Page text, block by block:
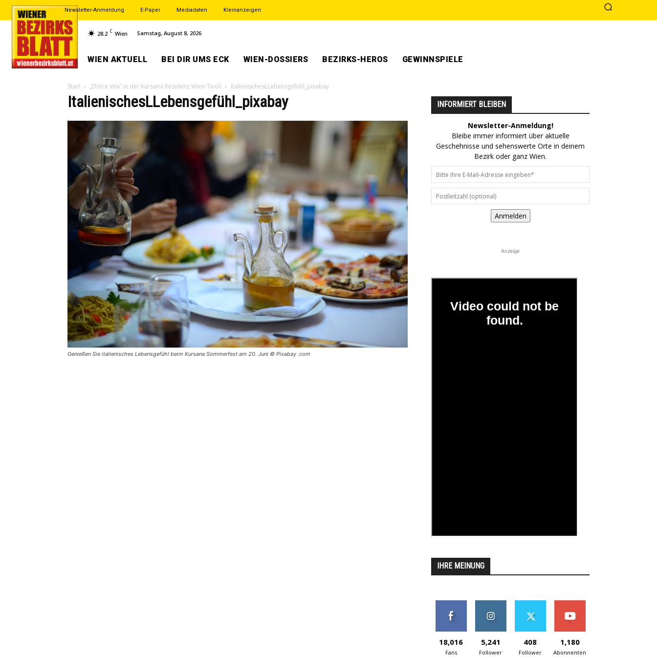
Newsletter-Anmeldung E-Paper Mediadaten Kleinanzeigen
28.2 C Wien Samstag, August 8, 2026
WIEN AKTUELL BEI DIR UMS ECK WIEN-DOSSIERS BEZIRKS-HEROS GEWINNSPIELE
Start „Dolce Vita” in der Kursana Residenz Wien-Tivoli ItalienischesLLebensgefühl_pixabay
ItalienischesLLebensgefühl_pixabay
Genießen Sie italienisches Lebensgefühl beim Kursana Sommerfest am 20. Juni © Pixabay .com
INFORMIERT BLEIBEN
Newsletter-Anmeldung!
Bleibe immer informiert über aktuelle
Geschehnisse und sehenswerte Orte in deinem
Bezirk oder ganz Wien.
Anmelden
Anzeige
IHRE MEINUNG
18,016
Fans
5,241
Follower
408
Follower
1,180
Abonnenten